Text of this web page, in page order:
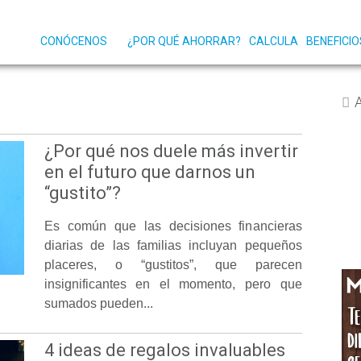
CONÓCENOS ¿POR QUÉ AHORRAR? CALCULA
¿Por qué nos duele más invertir
en el futuro que darnos un
“gustito”?
Es común que las decisiones financieras
diarias de las familias incluyan pequeños
placeres, o “gustitos”, que parecen
insignificantes en el momento, pero que
sumados pueden...
4 ideas de regalos invaluables